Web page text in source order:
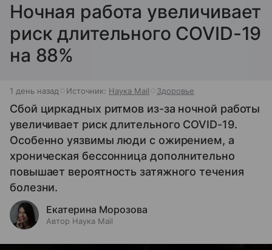
Ночная работа увеличивает
риск длительного COVID-19
на 88%
1 день назад Источник: Наука Mail Здоровье
Сбой циркадных ритмов из-за ночной работы
увеличивает риск длительного COVID-19.
Особенно уязвимы люди с ожирением, а
хроническая бессонница дополнительно
повышает вероятность затяжного течения
болезни.
Екатерина Морозова
Автор Наука Mail